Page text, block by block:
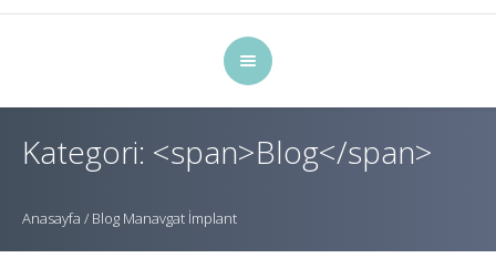
Kategori: <span>Blog</span>
Anasayfa / Blog Manavgat İmplant